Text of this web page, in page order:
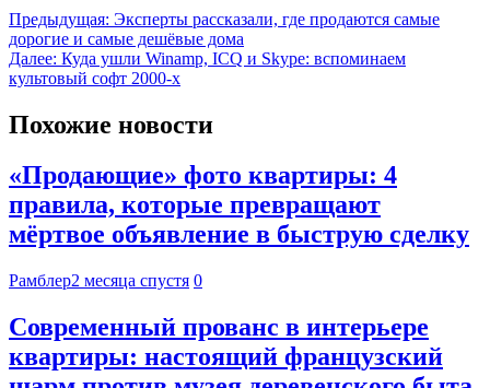
Предыдущая: Эксперты рассказали, где продаются самые
дорогие и самые дешёвые дома
Далее: Куда ушли Winamp, ICQ и Skype: вспоминаем
культовый софт 2000-х
Похожие новости
«Продающие» фото квартиры: 4
правила, которые превращают
мёртвое объявление в быструю сделку
Рамблер2 месяца спустя 0
Современный прованс в интерьере
квартиры: настоящий французский